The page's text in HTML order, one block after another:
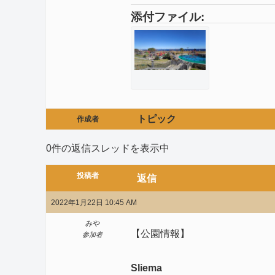
添付ファイル:
作成者 トピック
0件の返信スレッドを表示中
投稿者 返信
2022年1月22日 10:45 AM
みや
参加者 【公園情報】
Sliema